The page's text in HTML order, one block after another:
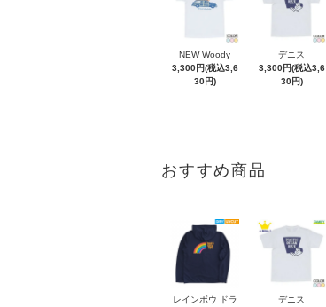
NEW Woody
3,300円(税込3,6
30円)
デニス
3,300円(税込3,6
30円)
おすすめ商品
レインボウ ドラ
デニス